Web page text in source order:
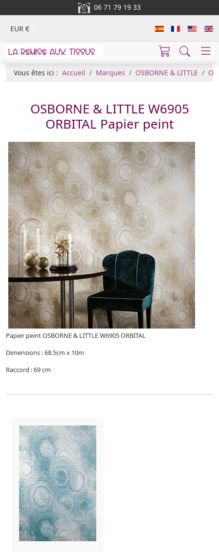
06 71 79 19 33
EUR €
Vous êtes ici : Accueil Marques OSBORNE & LITTLE
OSBORNE & LITTLE W6905
ORBITAL Papier peint
Papier peint OSBORNE & LITTLE W6905 ORBITAL
Dimensions : 68.5cm x 10m
Raccord : 69 cm